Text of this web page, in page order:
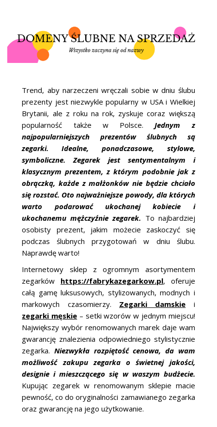
Trend, aby narzeczeni wręczali sobie w dniu ślubu
prezenty jest niezwykle popularny w USA i Wielkiej
Brytanii, ale z roku na rok, zyskuje coraz większą
popularność także w Polsce.Jednym z
najpopularniejszych prezentów ślubnych są
zegarki. Idealne, ponadczasowe, stylowe,
symboliczne. Zegarek jest sentymentalnym i
klasycznym prezentem, z którym podobnie jak z
obrączką, każde z małżonków nie będzie chciało
się rozstać. Oto najważniejsze powody, dla których
warto podarować ukochanej kobiecie i
ukochanemu mężczyźnie zegarek. To najbardziej
osobisty prezent, jakim możecie zaskoczyć się
podczas ślubnych przygotowań w dniu ślubu.
Naprawdę warto!
Internetowy sklep z ogromnym asortymentem
zegarków https://fabrykazegarkow.pl, oferuje
całą gamę luksusowych, stylizowanych, modnych i
markowych czasomierzy. Zegarki damskie i
zegarki męskie – setki wzorów w jednym miejscu!
Największy wybór renomowanych marek daje wam
gwarancję znalezienia odpowiedniego stylistycznie
zegarka.Niezwykła rozpiętość cenowa, da wam
możliwość zakupu zegarka o świetnej jakości,
designie i mieszczącego się w waszym budżecie.
Kupując zegarek w renomowanym sklepie macie
pewność, co do oryginalności zamawianego zegarka
oraz gwarancję na jego użytkowanie.